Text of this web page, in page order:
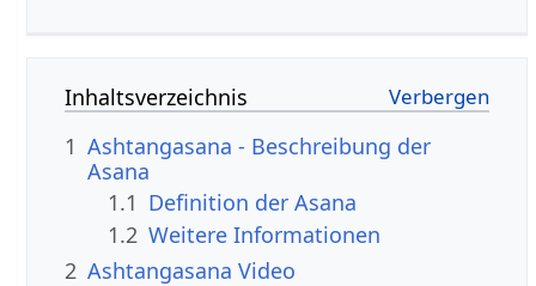
Inhaltsverzeichnis
1 Ashtangasana - Beschreibung der
Asana
1.1 Definition der Asana
1.2 Weitere Informationen
2 Ashtangasana Video